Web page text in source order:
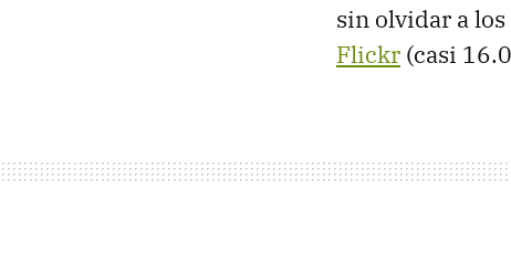
sin olvidar a
Flickr (casi